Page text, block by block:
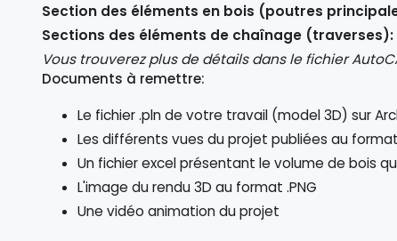
Section des éléments en bois (poutres
Sections des éléments de chaînage (traverses):
Vous trouverez plus de détails dans le fichier
Documents à remettre:
Le fichier .pln de votre travail (model 3D) sur
Les différents vues du projet publiées au format
Un fichier excel présentant le volume de bois
L'image du rendu 3D au format .PNG
Une vidéo animation du projet